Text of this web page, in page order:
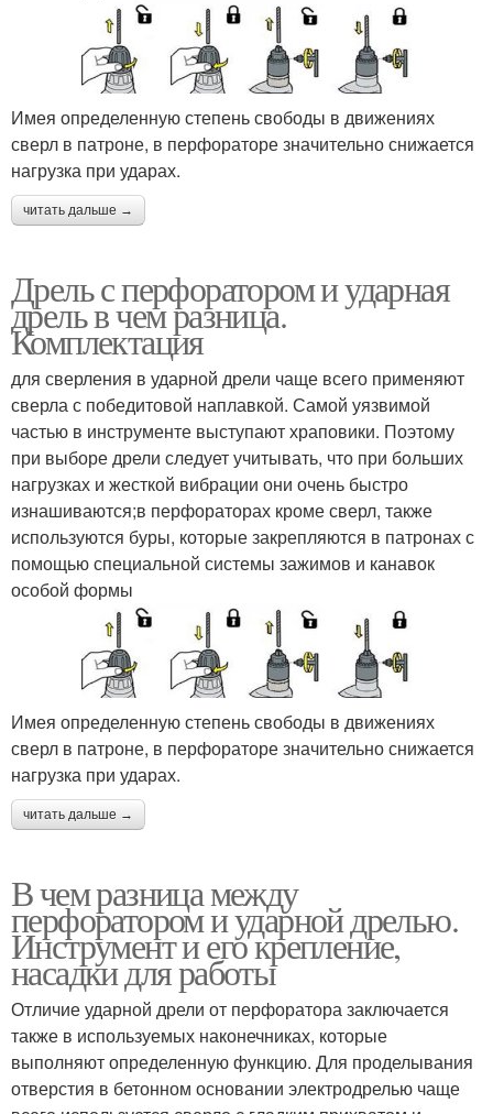
Имея определенную степень свободы в движениях
сверл в патроне, в перфораторе значительно снижается
нагрузка при ударах.
читать дальше →
Дрель с перфоратором и ударная
дрель в чем разница.
Комплектация
для сверления в ударной дрели чаще всего применяют
сверла с победитовой наплавкой. Самой уязвимой
частью в инструменте выступают храповики. Поэтому
при выборе дрели следует учитывать, что при больших
нагрузках и жесткой вибрации они очень быстро
изнашиваются;в перфораторах кроме сверл, также
используются буры, которые закрепляются в патронах с
помощью специальной системы зажимов и канавок
особой формы
Имея определенную степень свободы в движениях
сверл в патроне, в перфораторе значительно снижается
нагрузка при ударах.
читать дальше →
В чем разница между
перфоратором и ударной дрелью.
Инструмент и его крепление,
насадки для работы
Отличие ударной дрели от перфоратора заключается
также в используемых наконечниках, которые
выполняют определенную функцию. Для проделывания
отверстия в бетонном основании электродрелью чаще